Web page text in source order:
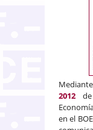
Mediante
2012
en el